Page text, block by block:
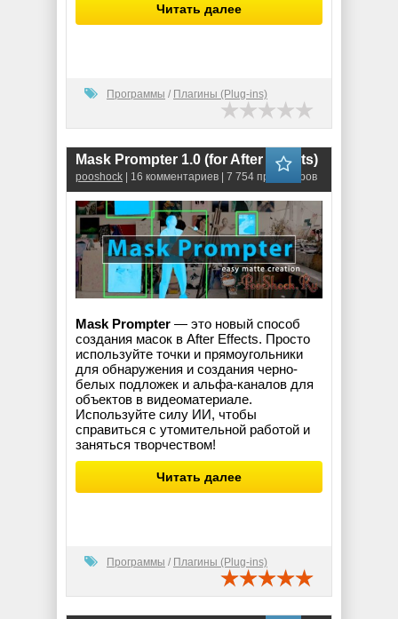
Читать далее
Программы / Плагины (Plug-ins)
Mask Prompter 1.0 (for After Effects)
pooshock | 16 комментариев | 7 754 просмотров
Mask Prompter — это новый способ
создания масок в After Effects. Просто
используйте точки и прямоугольники
для обнаружения и создания черно-
белых подложек и альфа-каналов для
объектов в видеоматериале.
Используйте силу ИИ, чтобы
справиться с утомительной работой и
заняться творчеством!
Читать далее
Программы / Плагины (Plug-ins)